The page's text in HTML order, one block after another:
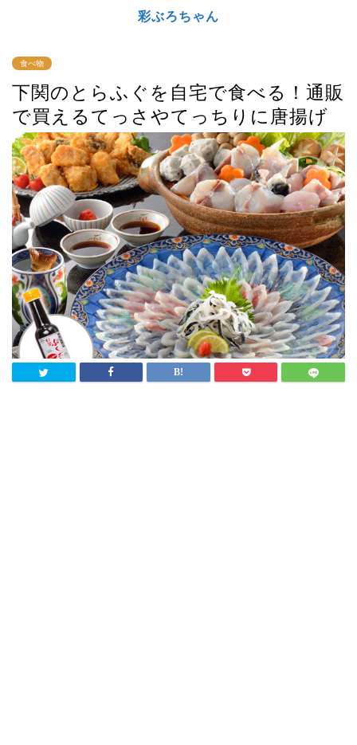
彩ぶろちゃん
食べ物
下関のとらふぐを自宅で食べる！通販
で買えるてっさやてっちりに唐揚げ